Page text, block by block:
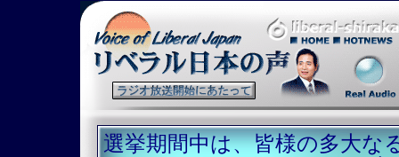
選挙期間中は、皆様の多大な